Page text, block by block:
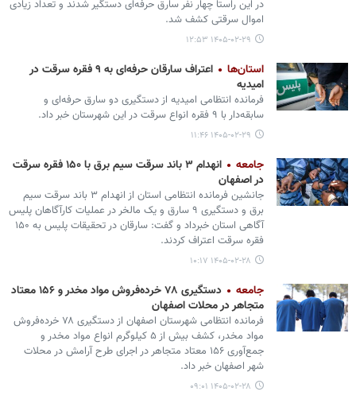
در این راستا چهار نفر سارق حرفه‌ای دستگیر شدند و تعداد زیادی
اموال سرقتی کشف شد.
۱۴۰۵-۰۲-۲۹ ۱۲:۵۳
استان‌ها
اعتراف سارقان حرفه‌ای به ۹ فقره سرقت در
امیدیه
فرمانده انتظامی امیدیه از دستگیری دو سارق حرفه‌ای و
سابقه‌دار با ۹ فقره انواع سرقت در این شهرستان خبر داد.
۱۴۰۵-۰۲-۲۹ ۱۱:۴۶
جامعه
انهدام ۳ باند سرقت سیم برق با ۱۵۰ فقره سرقت
در اصفهان
جانشین فرمانده انتظامی استان از انهدام ۳ باند سرقت سیم
برق و دستگیری ۹ سارق و یک مالخر در عملیات کارآگاهان پلیس
آگاهی استان خبرداد و گفت: سارقان در تحقیقات پلیس به ۱۵۰
فقره سرقت اعتراف کردند.
۱۴۰۵-۰۲-۲۸ ۱۰:۱۷
جامعه
دستگیری ۷۸ خرده‌فروش مواد مخدر و ۱۵۶ معتاد
متجاهر در محلات اصفهان
فرمانده انتظامی شهرستان اصفهان از دستگیری ۷۸ خرده‌فروش
مواد مخدر، کشف بیش از ۵ کیلوگرم انواع مواد مخدر و
جمع‌آوری ۱۵۶ معتاد متجاهر در اجرای طرح آرامش در محلات
شهر اصفهان خبر داد.
۱۴۰۵-۰۲-۲۸ ۰۹:۰۱